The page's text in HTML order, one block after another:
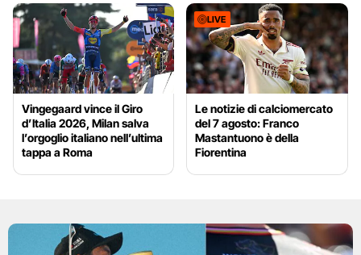
Vingegaard vince il Giro
d’Italia 2026, Milan salva
l’orgoglio italiano nell’ultima
tappa a Roma
LIVE
Le notizie di calciomercato
del 7 agosto: Franco
Mastantuono è della
Fiorentina